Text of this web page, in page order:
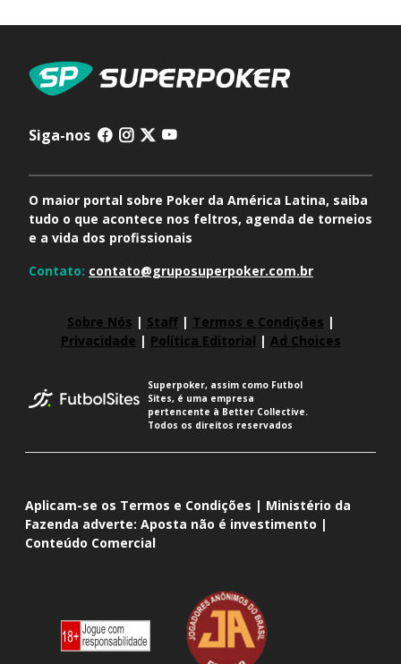
Siga-nos
O maior portal sobre Poker da América Latina, saiba
tudo o que acontece nos feltros, agenda de torneios
e a vida dos profissionais
Contato: contato@gruposuperpoker.com.br
Sobre Nós | Staff| Termos e Condições |
Privacidade | Política Editorial | Ad Choices
Superpoker, assim como Futbol
Sites, é uma empresa
pertencente à Better Collective.
Todos os direitos reservados
Aplicam-se os Termos e Condições | Ministério da
Fazenda adverte: Aposta não é investimento |
Conteúdo Comercial